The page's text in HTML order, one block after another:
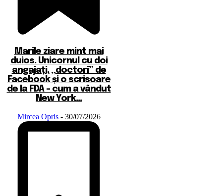
Marile ziare mint mai
duios. Unicornul cu doi
angajați, „doctori” de
Facebook și o scrisoare
de la FDA – cum a vândut
New York...
Mircea Opris - 30/07/2026